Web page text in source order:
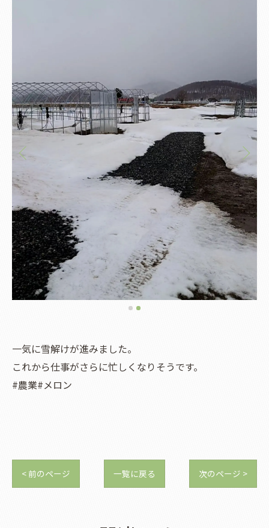
一気に雪解けが進みました。
これから仕事がさらに忙しくなりそうです。
#農業#メロン
< 前のページ 一覧に戻る 次のページ >